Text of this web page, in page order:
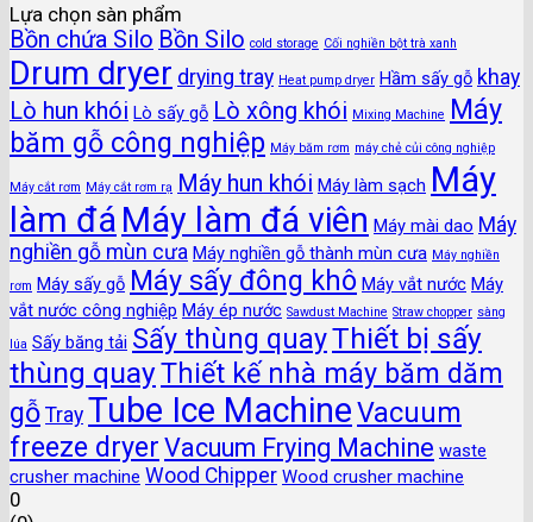
Lựa chọn sàn phẩm
Bồn chứa Silo Bồn Silo cold storage Cối nghiền bột trà xanh
Drum dryer drying tray Heat pump dryer Hầm sấy gỗ khay
Lò hun khói Lò sấy gỗ Lò xông khói Mixing Machine Máy
băm gỗ công nghiệp Máy băm rơm máy chẻ củi công nghiệp
Máy cắt rơm Máy cắt rơm rạ Máy hun khói Máy làm sạch Máy
làm đá Máy làm đá viên Máy mài dao Máy
nghiền gỗ mùn cưa Máy nghiền gỗ thành mùn cưa Máy nghiền
rơm Máy sấy gỗ Máy sấy đông khô Máy vắt nước Máy
vắt nước công nghiệp Máy ép nước Sawdust Machine Straw chopper sàng
lúa Sấy băng tải Sấy thùng quayThiết bị sấy
thùng quayThiết kế nhà máy băm dăm
gỗ Tray Tube Ice MachineVacuum
freeze dryer Vacuum Frying Machine waste
crusher machine Wood Chipper Wood crusher machine
0